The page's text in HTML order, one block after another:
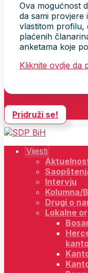
Ova mogućnost
da sami provjere
vlastitom profilu,
plaćenih
anketama koje
Kliknite ovdje da
Pridruži se!
Vijesti
Intervju
Kolumna/
Drugi o
Lokalne